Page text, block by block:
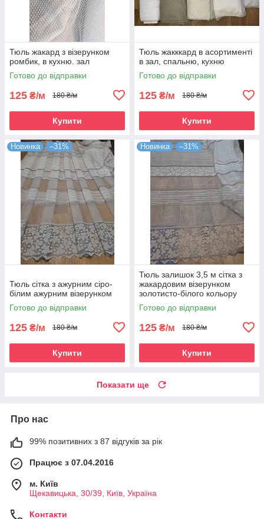
Тюль жакард з візерунком
ромбик, в кухню. зал
Готово до відправки
125 ₴/м 180 ₴/м
Купити
Тюль жакккард в асортименті
в зал, спальню, кухню
Готово до відправки
125 ₴/м 180 ₴/м
Купити
Новинка –31%
Тюль сітка з ажурним сіро-
білим ажурним візерунком
Готово до відправки
125 ₴/м 180 ₴/м
Купити
Новинка –31%
Тюль залишок 3,5 м сітка з
жакардовим візерунком
золотисто-білого кольору
Готово до відправки
125 ₴/м 180 ₴/м
Купити
Показати ще
Про нас
99% позитивних з 87 відгуків за рік
Працює з 07.04.2016
м. Київ
Щекавицька, 30/39, Київ, Україна
Контакти